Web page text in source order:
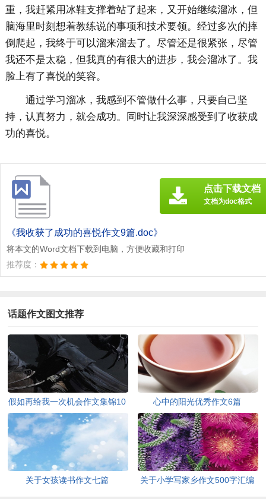
重，我赶紧用冰鞋支撑着站了起来，又开始继续溜冰，但
脑海里时刻想着教练说的事项和技术要领。经过多次的摔
倒爬起，我终于可以溜来溜去了。尽管还是很紧张，尽管
我还不是太稳，但我真的有很大的进步，我会溜冰了。我
脸上有了喜悦的笑容。
通过学习溜冰，我感到不管做什么事，只要自己坚
持，认真努力，就会成功。同时让我深深感受到了收获成
功的喜悦。
《我收获了成功的喜悦作文9篇.doc》
将本文的Word文档下载到电脑，方便收藏和打印
推荐度：
点击下载文档
文档为doc格式
话题作文图文推荐
假如再给我一次机会作文集锦10
篇
心中的阳光优秀作文6篇
关于女孩读书作文七篇
关于小学写家乡作文500字汇编